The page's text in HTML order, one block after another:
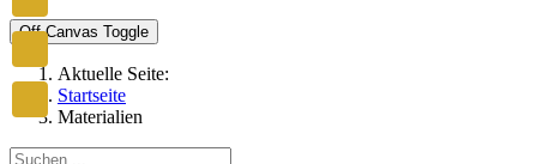
Off-Canvas Toggle
Aktuelle Seite:
Startseite
Materialien